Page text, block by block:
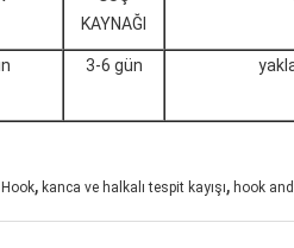
KAYNAĞI
3-6 gün
Hook, kanca ve halkalı tespit kayışı, hook